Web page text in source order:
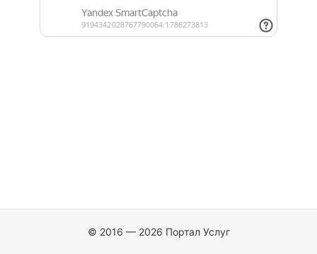
© 2016 — 2026 Портал Услуг